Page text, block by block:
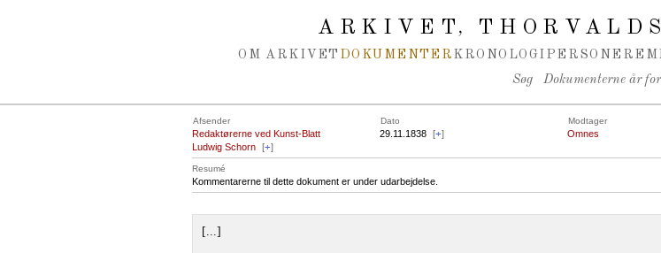
ARKIVET,
OM ARKIVET DOKUMENTER KRONOLOGI PERSONER
Søg Dokumenterne år
Afsender Dato Modtager
Redaktørerne ved Kunst-Blatt
Ludwig Schorn
[+]
29.11.1838 [+] Omnes
Resumé
Kommentarerne til dette dokument er under udarbejdelse.
[...]